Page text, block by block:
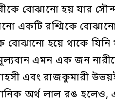
বোঝানো হয় যার
একটি রশ্মিকে
হয়ে থাকে যিনি
এমন এক জন
এবং রাজকুমারী
অর্থ লাল রঙ হলেও,